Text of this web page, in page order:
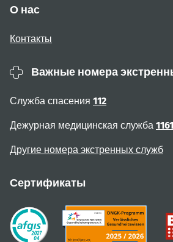
О нас
Контакты
Важные номера
Служба спасения 112
Дежурная медицинская служба
Другие номера экстренных служб
Сертификаты